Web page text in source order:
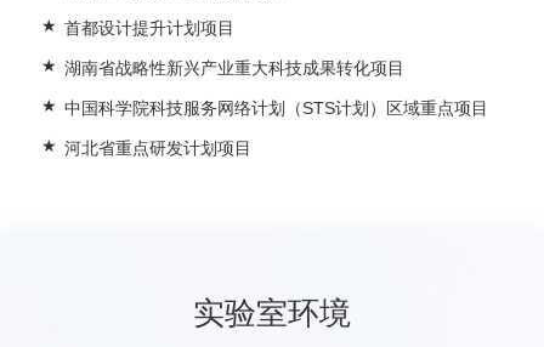
首都设计提升计划项目
湖南省战略性新兴产业重大科技成果转化项目
中国科学院科技服务网络计划（STS计划）区域重点项目
河北省重点研发计划项目
实验室环境